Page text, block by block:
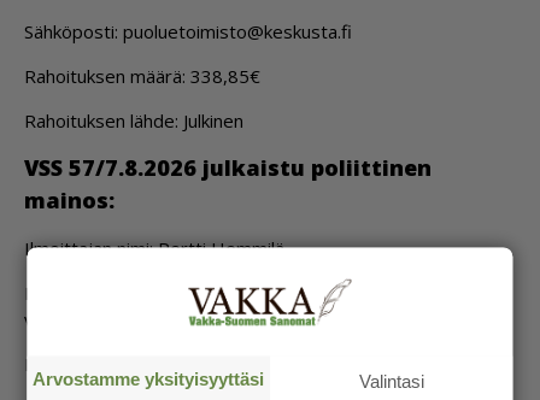
Säh­kö­pos­ti: puo­lu­e­toi­mis­to@kes­kus­ta.fi
Ra­hoi­tuk­sen mää­rä: 338,85€
Ra­hoi­tuk­sen läh­de: Jul­ki­nen
VSS 57/7.8.2026 jul­kais­tu po­liit­ti­nen
mai­nos:
Il­moit­ta­jan nimi: Pert­ti Hem­mi­lä
Il­moi­tuk­sen ai­he: Edus­kun­ta­vaa­leis­sa vuon­na 2023
va­li­tun kan­sa­ne­dus­ta­jan yh­tey­den­pi­to kan­sa­lai­siin.
Arvostamme yksityisyyttäsi Valintasi